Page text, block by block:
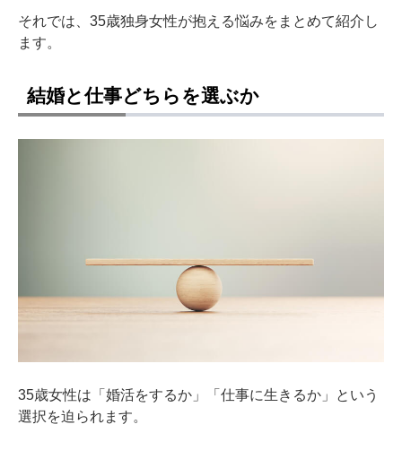
それでは、35歳独身女性が抱える悩みをまとめて紹介し
ます。
結婚と仕事どちらを選ぶか
35歳女性は「婚活をするか」「仕事に生きるか」という
選択を迫られます。